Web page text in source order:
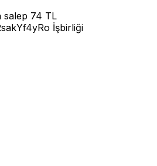
salep 74 TL
İşbirliği